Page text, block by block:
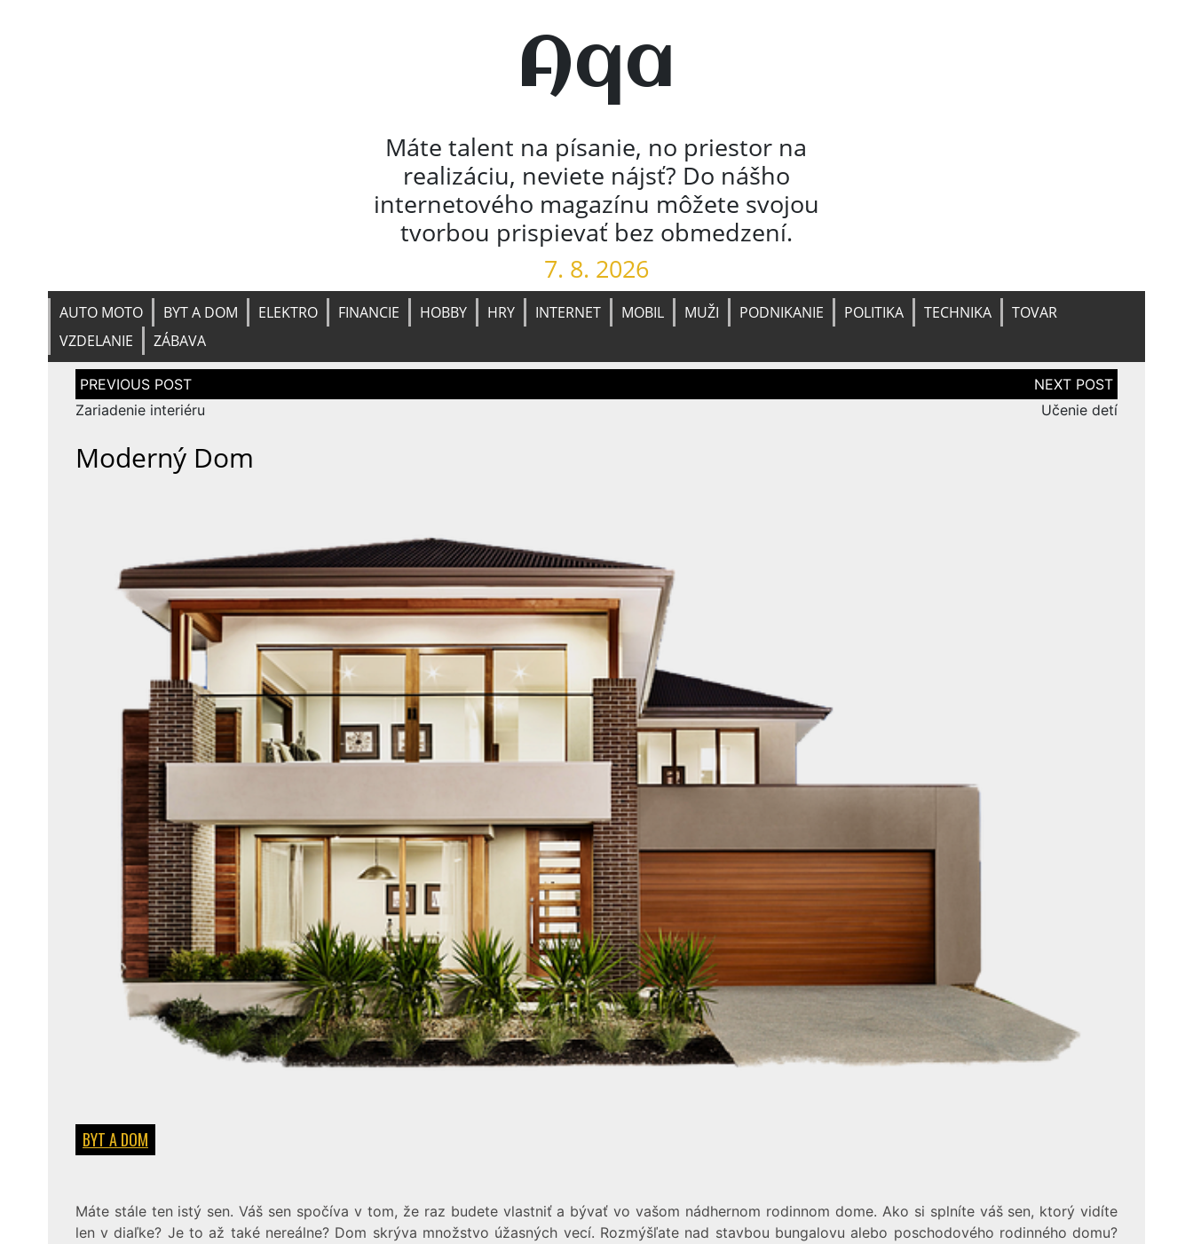
Aqa
Máte talent na písanie, no priestor na
realizáciu, neviete nájsť? Do nášho
internetového magazínu môžete svojou
tvorbou prispievať bez obmedzení.
7. 8. 2026
AUTO MOTO BYT A DOM ELEKTRO FINANCIE HOBBY HRY INTERNET MOBIL MUŽI PODNIKANIE POLITIKA TECHNIKA
TOVAR
VZDELANIE
ZÁBAVA
Navigace
pro
příspěvek
Zariadenie interiéru Učenie detí
Moderný Dom
BYT A DOM
Máte stále ten istý sen. Váš sen spočíva v tom, že raz budete vlastniť a bývať vo vašom nádhernom rodinnom dome. Ako si splníte váš sen, ktorý vidíte
len v diaľke? Je to až také nereálne? Dom skrýva množstvo úžasných vecí. Rozmýšľate nad stavbou bungalovu alebo poschodového rodinného domu?